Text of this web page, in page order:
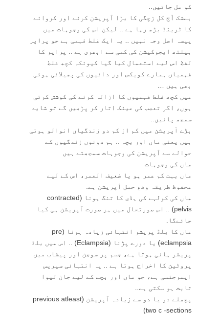
کو مل جاتیں..
بےشک آج کل زچگی کا بڑا آپریشن کرنے اور کروانے
کا ٹرینڈ بڑھ رہا ہے .. لیکن اس کی وجوہات میں
پیسہ اصل وجہ نہیں .. یہ ایک غلط فہمی ہے جو پراپر
ہیلتھ ایجوکیشن کی کمی سے ابھری ہے .. پراپر کا
لفظ اس لیے استعمال کیا گیا کیونکہ کچھ غلط
فہمیاں ہمارے کویکس اور دائیوں کی پھیلائی ہوئی
بھی ہیں …
میں کچھ غلط فہمیوں کا ازالہ کرنے کی کوشش کرتی
ہوں، اگر تعصب کی عینک اتار کر پڑھیں گے تو شاید
سمجھ پائیں..
بڑے آپریشن میں کم از کم دو زندگیاں انوالو ہوتی
ہیں یعنی ماں اور بچہ .. ہم دونوں زندگیوں کے
حوالے سے آپریشن کی وجوہات سمجھتے ہیں
ماں کی وجوہات
ماں بہت کم عمر ہو یا ضعیف العمر، اس کے لیے
محفوظ طریقہ وضع حمل آپریشن ہے.
ماں کی کولہے کی ہڈی کا تنگ ہونا (contracted
pelvis) .. اس صورتحال میں ہر صورت آپریشن ہی کیا
جائےگا.
ماں کا بلڈ پریشر انتہائی زیادہ ہونا (pre
eclampsia) یا دورے پڑنا (Eclampsia) .. اس میں بلڈ
پریشر ہائی ہوتا ہے، جسم پر سوجن اور پیشاب میں
پروٹین کا اخراج ہوتا ہے .. یہ انتہائی سیریس
ایمرجنسی ہے، جو ماں اور بچے کے لیے جان لیوا
ثابت ہو سکتی ہے..
پچھلے دو یا دو سے زیادہ آپریشن (previous atleast
two c -sections)